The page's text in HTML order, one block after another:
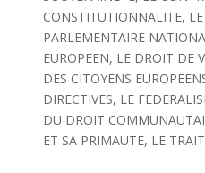
CONSTITUTIONNALITE,
PARLEMENTAIRE
EUROPEEN, LE DROIT DE
DES CITOYENS
DIRECTIVES, LE
DU DROIT
ET SA PRIMAUTE, LE